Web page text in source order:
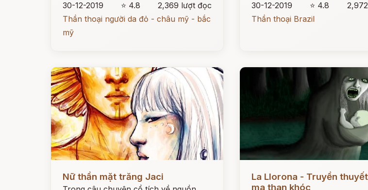
30-12-2019
⭐ 4.8
2,369 lượt đọc
Thần thoại người da đỏ - châu mỹ - bắc
mỹ
30-12-2019
⭐ 4.8
Thần thoại Brazil
Nữ thần mặt trăng Jaci
La Llorona - Truyền
ma than khóc